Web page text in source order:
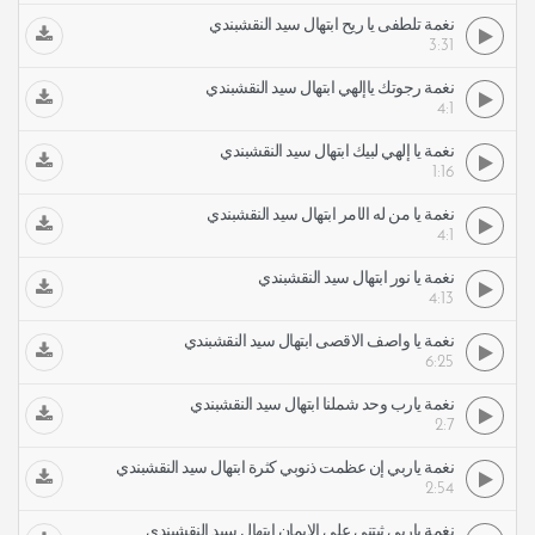
نغمة تلطفى يا ريح ابتهال سيد النقشبندي
3:31
نغمة رجوتك ياإلهي ابتهال سيد النقشبندي
4:1
نغمة يا إلهي لبيك ابتهال سيد النقشبندي
1:16
نغمة يا من له الأمر ابتهال سيد النقشبندي
4:1
نغمة يا نور ابتهال سيد النقشبندي
4:13
نغمة يا واصف الاقصى ابتهال سيد النقشبندي
6:25
نغمة يارب وحد شملنا ابتهال سيد النقشبندي
2:7
نغمة ياربي إن عظمت ذنوبي كثرة ابتهال سيد النقشبندي
2:54